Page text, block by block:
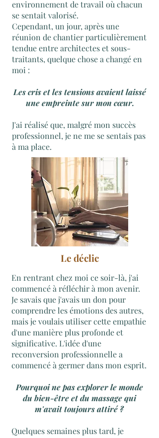
environnement de travail où chacun
se sentait valorisé.
Cependant, un jour, après une
réunion de chantier particulièrement
tendue entre architectes et sous-
traitants, quelque chose a changé en
moi :
Les cris et les tensions avaient laissé
une empreinte sur mon cœur.
J'ai réalisé que, malgré mon succès
professionnel, je ne me se sentais pas
à ma place.
Le déclic
En rentrant chez moi ce soir-là, j'ai
commencé à réfléchir à mon avenir.
Je savais que j'avais un don pour
comprendre les émotions des autres,
mais je voulais utiliser cette empathie
d'une manière plus profonde et
significative. L'idée d'une
reconversion professionnelle a
commencé à germer dans mon esprit.
Pourquoi ne pas explorer le monde
du bien-être et du massage qui
m'avait toujours attiré ?
Quelques semaines plus tard, je